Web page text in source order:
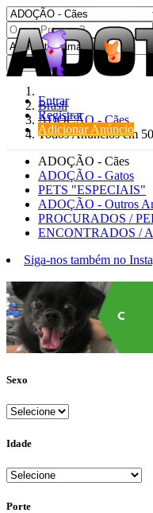
Entrar
Registrar
Adicionar Anúncio
Procurar
Brasil
ADOÇÃO - Cães
Todos Anúncios em
ADOÇÃO - Cães
ADOÇÃO - Gatos
PETS "ESPECIAIS"
ADOÇÃO - Outros
PROCURADOS /
ENCONTRADOS /
Siga-nos também no
Sexo
Idade
Porte